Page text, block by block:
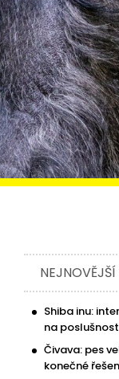
Shiba inu:
na poslušnost
Čivava: pes
konečné